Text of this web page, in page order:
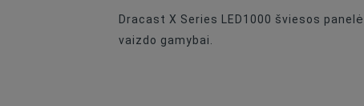
Dracast X Series LED1000 šviesos
vaizdo gamybai.